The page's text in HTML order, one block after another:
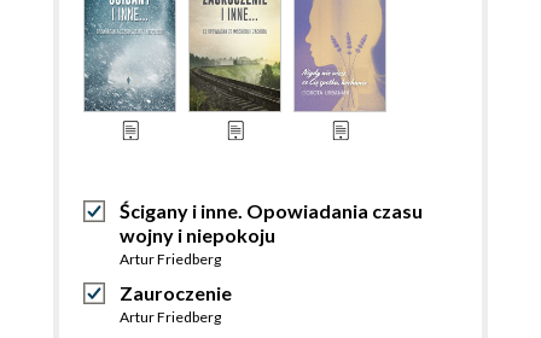
Ścigany i inne. Opowiadania czasu
wojny i niepokoju
Artur Friedberg
Zauroczenie
Artur Friedberg